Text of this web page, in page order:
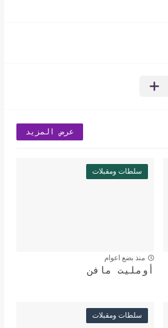
عرض المزيد
سلطات ومقبلات
منذ بضع اعوام
أومليت مافن
سلطات ومقبلات